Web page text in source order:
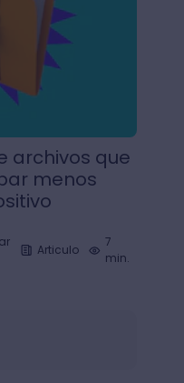
archivos que
menos
Articulo
7
min.